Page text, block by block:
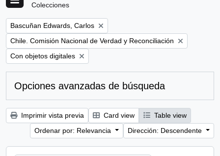
Colecciones
Remove filter:
Bascuñan Edwards, Carlos
Remove filter:
Chile. Comisión Nacional de Verdad y Reconciliación
Remove filter:
Con objetos digitales
Opciones avanzadas de búsqueda
Imprimir vista previa Card view
Table view
Ordenar por: Relevancia
Dirección: Descendente